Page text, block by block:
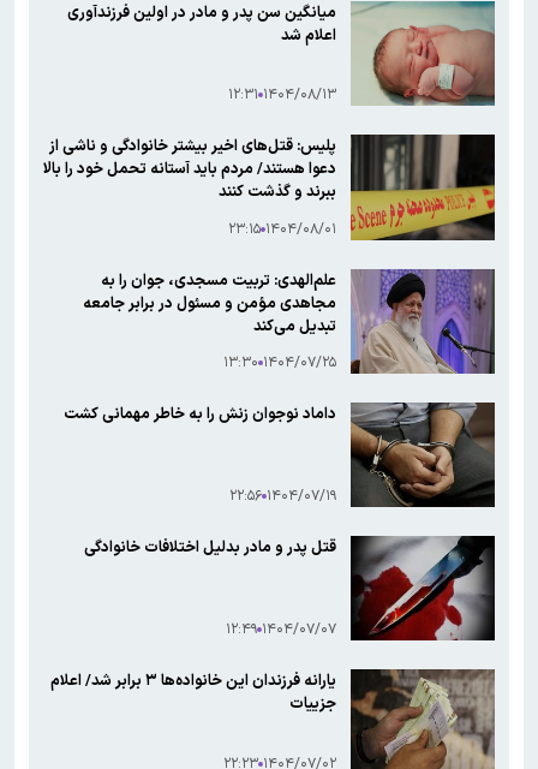
میانگین سن پدر و مادر در اولین فرزندآوری
اعلام شد
۱۴۰۴/۰۸/۱۳ ۱۲:۳۱
پلیس: قتل‌های اخیر بیشتر خانوادگی و ناشی از
دعوا هستند/ مردم باید آستانه تحمل خود را بالا
ببرند و گذشت کنند
۱۴۰۴/۰۸/۰۱ ۲۳:۱۵
علم‌الهدی: تربیت مسجدی، جوان را به
مجاهدی مؤمن و مسئول در برابر جامعه
تبدیل می‌کند
۱۴۰۴/۰۷/۲۵ ۱۳:۳۰
داماد نوجوان زنش را به خاطر مهمانی کشت
۱۴۰۴/۰۷/۱۹ ۲۲:۵۶
قتل پدر و مادر بدلیل اختلافات خانوادگی
۱۴۰۴/۰۷/۰۷ ۱۲:۴۹
یارانه فرزندان این خانواده‌ها ۳ برابر شد/ اعلام
جزییات
۱۴۰۴/۰۷/۰۲ ۲۲:۲۳